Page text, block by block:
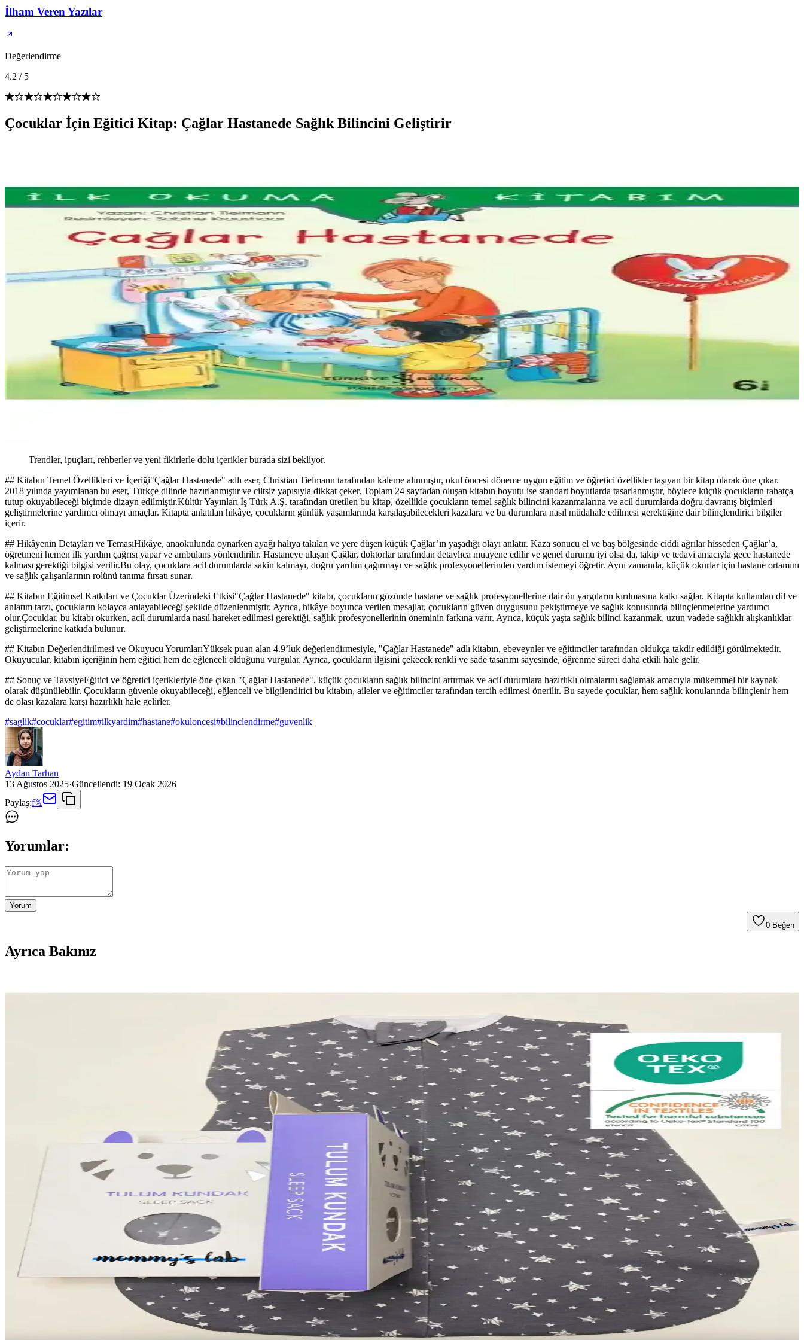
İlham Veren Yazılar
Değerlendirme
4.2 / 5
Çocuklar İçin Eğitici Kitap: Çağlar Hastanede Sağlık Bilincini Geliştirir
Trendler, ipuçları, rehberler ve yeni fikirlerle dolu içerikler burada sizi bekliyor.
## Kitabın Temel Özellikleri ve İçeriği"Çağlar Hastanede" adlı eser, Christian Tielmann tarafından kaleme alınmıştır, okul öncesi döneme uygun eğitim ve öğretici özellikler taşıyan bir kitap olarak öne çıkar.
2018 yılında yayımlanan bu eser, Türkçe dilinde hazırlanmıştır ve ciltsiz yapısıyla dikkat çeker. Toplam 24 sayfadan oluşan kitabın boyutu ise standart boyutlarda tasarlanmıştır, böylece küçük çocukların rahatça
tutup okuyabileceği biçimde dizayn edilmiştir.Kültür Yayınları İş Türk A.Ş. tarafından üretilen bu kitap, özellikle çocukların temel sağlık bilincini kazanmalarına ve acil durumlarda doğru davranış biçimleri
geliştirmelerine yardımcı olmayı amaçlar. Kitapta anlatılan hikâye, çocukların günlük yaşamlarında karşılaşabilecekleri kazalara ve bu durumlara nasıl müdahale edilmesi gerektiğine dair bilinçlendirici bilgiler
içerir.
## Hikâyenin Detayları ve TemasıHikâye, anaokulunda oynarken ayağı halıya takılan ve yere düşen küçük Çağlar’ın yaşadığı olayı anlatır. Kaza sonucu el ve baş bölgesinde ciddi ağrılar hisseden Çağlar’a,
öğretmeni hemen ilk yardım çağrısı yapar ve ambulans yönlendirilir. Hastaneye ulaşan Çağlar, doktorlar tarafından detaylıca muayene edilir ve genel durumu iyi olsa da, takip ve tedavi amacıyla gece hastanede
kalması gerektiği bilgisi verilir.Bu olay, çocuklara acil durumlarda sakin kalmayı, doğru yardım çağırmayı ve sağlık profesyonellerinden yardım istemeyi öğretir. Aynı zamanda, küçük okurlar için hastane ortamını
ve sağlık çalışanlarının rolünü tanıma fırsatı sunar.
## Kitabın Eğitimsel Katkıları ve Çocuklar Üzerindeki Etkisi"Çağlar Hastanede" kitabı, çocukların gözünde hastane ve sağlık profesyonellerine dair ön yargıların kırılmasına katkı sağlar. Kitapta kullanılan dil ve
anlatım tarzı, çocukların kolayca anlayabileceği şekilde düzenlenmiştir. Ayrıca, hikâye boyunca verilen mesajlar, çocukların güven duygusunu pekiştirmeye ve sağlık konusunda bilinçlenmelerine yardımcı
olur.Çocuklar, bu kitabı okurken, acil durumlarda nasıl hareket edilmesi gerektiği, sağlık profesyonellerinin öneminin farkına varır. Ayrıca, küçük yaşta sağlık bilinci kazanmak, uzun vadede sağlıklı alışkanlıklar
geliştirmelerine katkıda bulunur.
## Kitabın Değerlendirilmesi ve Okuyucu YorumlarıYüksek puan alan 4.9’luk değerlendirmesiyle, "Çağlar Hastanede" adlı kitabın, ebeveynler ve eğitimciler tarafından oldukça takdir edildiği görülmektedir.
Okuyucular, kitabın içeriğinin hem eğitici hem de eğlenceli olduğunu vurgular. Ayrıca, çocukların ilgisini çekecek renkli ve sade tasarımı sayesinde, öğrenme süreci daha etkili hale gelir.
## Sonuç ve TavsiyeEğitici ve öğretici içerikleriyle öne çıkan "Çağlar Hastanede", küçük çocukların sağlık bilincini artırmak ve acil durumlara hazırlıklı olmalarını sağlamak amacıyla mükemmel bir kaynak
olarak düşünülebilir. Çocukların güvenle okuyabileceği, eğlenceli ve bilgilendirici bu kitabın, aileler ve eğitimciler tarafından tercih edilmesi önerilir. Bu sayede çocuklar, hem sağlık konularında bilinçlenir hem
de olası kazalara karşı hazırlıklı hale gelirler.
#saglik#cocuklar#egitim#ilkyardim#hastane#okuloncesi#bilinclendirme#guvenlik
Aydan Tarhan
13 Ağustos 2025·Güncellendi: 19 Ocak 2026
Paylaş:f𝕏
Yorumlar:
Yorum
0 Beğen
Ayrıca Bakınız
3M 7502 Yarım Yüz Maske ve Filtre Sistemleri Endüstriyel Güvenlik Çözümleri
3M 7502 yarım yüz maskesi ve filtreleri, endüstriyel ortamlarda yüksek koruma sağlayan dayanıklı ve kullanışlı güvenlik ürünleridir. Farklı sektörlere uygun filtre seçenekleriyle maksimum güvenlik sunar.
3M Vflex 9152E ve Medizer Qzer FFP2 Maskeleri Karşılaştırması
Bu makalede 3M Vflex 9152E ve Medizer Qzer FFP2 maskeleri detaylı karşılaştırılıyor, özellikleri ve kullanıcı yorumlarıyla en iyi seçeneği belirlemenize yardımcı oluyor.
Olunca Dezenfektan Havuzlu Kapı Önü Hijyen Paspasının Özellikleri ve Kullanım Alanları
Olunca Dezenfektan Havuzlu Kapı Önü Hijyen Paspası PVC tabanlıdır, kaymaz yüzeyiyle güvenli konum sağlar. Havuzlu yapısı dezenfektanlı sıvıyı köpük halinde ayak tabanına ulaştırır ve temizliği hızlı
dayanıklı malzeme kullanıma uygundur.
Çocuklar İçin Kadife ve Pamuk Bornozlarının Karşılaştırması ve Seçim Rehberi
İki popüler çocuk bornozunu karşılaştırıyoruz: kadife ve pamuk seçenekleri, kullanım alanları, kullanıcı yorumları ve özellikleriyle en uygun seçimi yapmanıza yardımcı oluyoruz.
Viscotex Hard Serenity ve Lif Kılıflı Hava Kanallı Visco Yastık Karşılaştırması
İki visco yastık modeli, boyut, sertlik ve kullanıcı geri bildirimleriyle detaylı karşılaştırıldı. Hard Serenity yüksek sertlik ve boyun desteği sağlarken, Lif Kılıflı yumuşaklık ve konfor sunuyor.
Venucci Mystıc Serisi Modern ve Çevre Dostu Halı Koleksiyonu Detayları
Venucci Mystıc Serisi, modern tasarım, çevre dostu malzemeler ve yüksek kalite dokuma teknikleriyle yaşam alanlarınızı şıklıkla tamamlar, bakım kolaylığı sağlar.
Mommyslab 0-4 Ay Bebekler İçin Organik Pamuklu Renkli Gri Tulum Kundak Detaylı İnceleme